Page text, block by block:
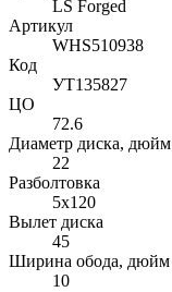
LS Forged
Артикул
WHS510938
Код
УТ135827
ЦО
72.6
Диаметр диска, дюйм
22
Разболтовка
5x120
Вылет диска
45
Ширина обода, дюйм
10